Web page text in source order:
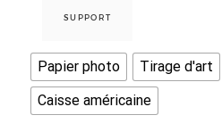
SUPPORT
Papier photo Tirage d'art
Caisse américaine